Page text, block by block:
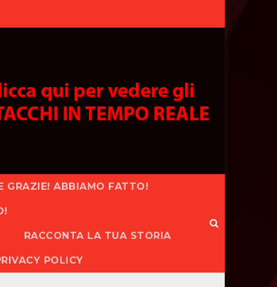
GRAZIE! ABBIAMO FATTO!
RACCONTA LA TUA STORIA
POLICY